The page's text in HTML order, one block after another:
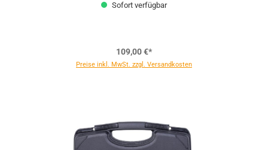
Sofort verfügbar
109,00 €*
Preise inkl. MwSt. zzgl. Versandkosten